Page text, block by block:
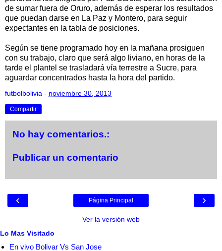
de sumar fuera de Oruro, además de esperar los resultados
que puedan darse en La Paz y Montero, para seguir
expectantes en la tabla de posiciones.
Según se tiene programado hoy en la mañana prosiguen
con su trabajo, claro que será algo liviano, en horas de la
tarde el plantel se trasladará vía terrestre a Sucre, para
aguardar concentrados hasta la hora del partido.
futbolbolivia - noviembre 30, 2013
Compartir
No hay comentarios.:
Publicar un comentario
‹ ›
Página Principal
Ver la versión web
Lo Mas Visitado
En vivo Bolivar Vs San Jose